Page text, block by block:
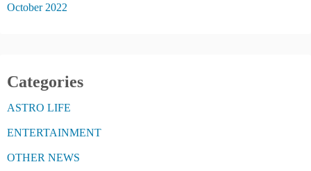
October 2022
Categories
ASTRO LIFE
ENTERTAINMENT
OTHER NEWS